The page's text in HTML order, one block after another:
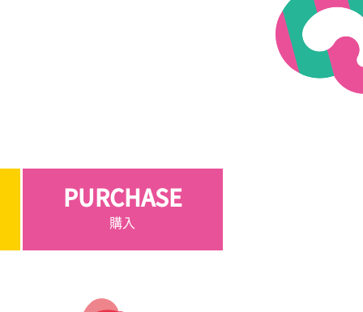
PURCHASE
購入